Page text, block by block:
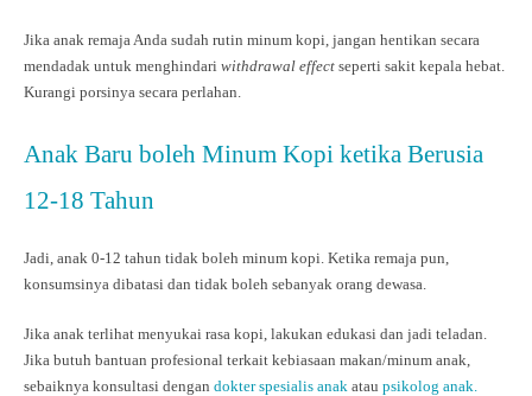
Jika anak remaja Anda sudah rutin minum kopi, jangan hentikan secara
mendadak untuk menghindari withdrawal effect seperti sakit kepala hebat.
Kurangi porsinya secara perlahan.
Anak Baru boleh Minum Kopi ketika Berusia
12-18 Tahun
Jadi, anak 0-12 tahun tidak boleh minum kopi. Ketika remaja pun,
konsumsinya dibatasi dan tidak boleh sebanyak orang dewasa.
Jika anak terlihat menyukai rasa kopi, lakukan edukasi dan jadi teladan.
Jika butuh bantuan profesional terkait kebiasaan makan/minum anak,
sebaiknya konsultasi dengan dokter spesialis anak atau psikolog anak.